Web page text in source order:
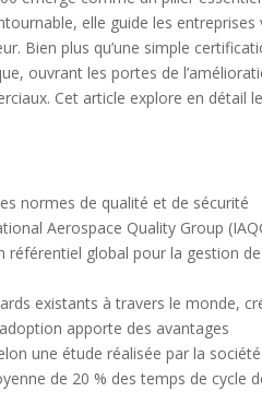
elle guide les entreprises
Bien plus qu’une simple
ouvrant les portes de
Cet article explore en détail
normes de qualité et de sécurité
Aerospace Quality Group
référentiel global pour la gestion
existants à travers le monde,
apporte des avantages
une étude réalisée par la
de 20 % des temps de cycle